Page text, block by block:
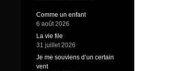
Comme un enfant
6 août 2026
La vie file
31 juillet 2026
Je me souviens d’un certain
vent